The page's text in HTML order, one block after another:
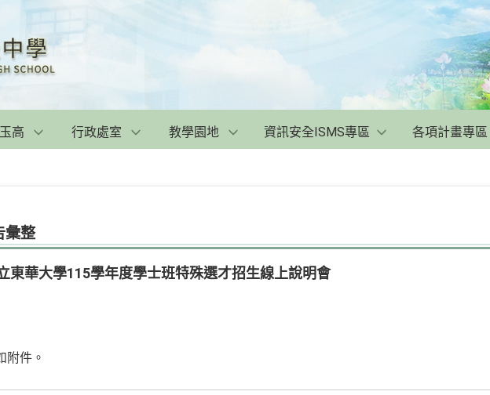
高 行政處室 教學園地 資訊安全ISMS專區 各項計畫專區
彙整
東華大學115學年度學士班特殊選才招生線上說明會
附件。